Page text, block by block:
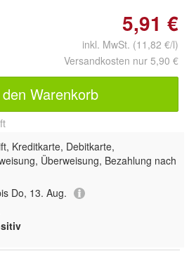
5,91 €
inkl. MwSt. (11,82 €/l)
Versandkosten nur 5,90 €
Warenkorb
Kreditkarte, Debitkarte,
Überweisung, Bezahlung nach
Do, 13. Aug.